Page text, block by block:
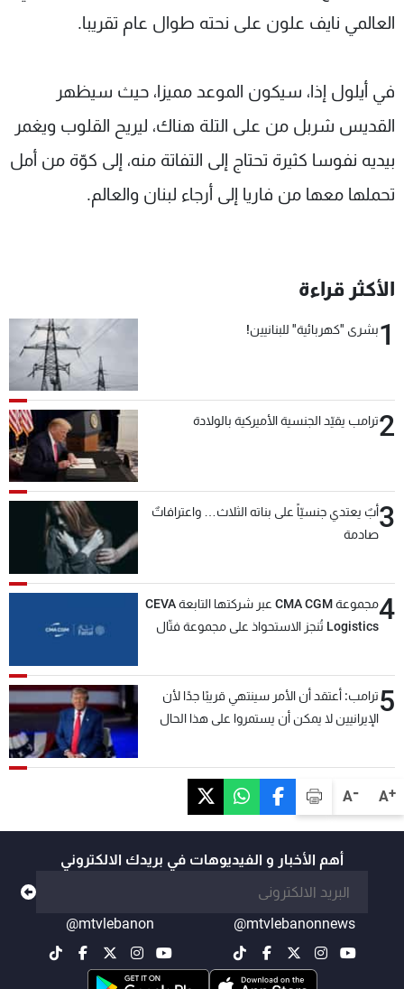
A+
A-
العالمي نايف علون على نحته طوال عام تقريبا.
في أيلول إذا، سيكون الموعد مميزا، حيث سيظهر
القديس شربل من على التلة هناك، ليريح القلوب ويغمر
بيديه نفوسا كثيرة تحتاج إلى التفاتة منه، إلى كوّة من أمل
تحملها معها من فاريا إلى أرجاء لبنان والعالم.
الأكثر قراءة
1بشرى "كهربائية" للبنانيين!
2ترامب يقيّد الجنسية الأميركية بالولادة
3أبٌ يعتدي جنسيّاً على بناته الثلاث… واعترافاتٌ
صادمة
4
مجموعة CMA CGM عبر شركتها التابعة CEVA
Logistics تُنجز الاستحواذ على مجموعة فتّال
5ترامب: أعتقد أن الأمر سينتهي قريبًا جدًا لأن
الإيرانيين لا يمكن أن يستمروا على هذا الحال
أهم الأخبار و الفيديوهات في بريدك الالكتروني
@mtvlebanonnews
@mtvlebanon